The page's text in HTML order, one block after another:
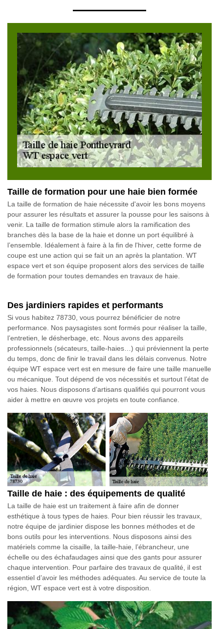
Taille de formation pour une haie bien formée
La taille de formation de haie nécessite d'avoir les bons moyens
pour assurer les résultats et assurer la pousse pour les saisons à
venir. La taille de formation stimule alors la ramification des
branches dès la base de la haie et donne un port équilibré à
l’ensemble. Idéalement à faire à la fin de l'hiver, cette forme de
coupe est une action qui se fait un an après la plantation. WT
espace vert et son équipe proposent alors des services de taille
de formation pour toutes demandes en travaux de haie.
Des jardiniers rapides et performants
Si vous habitez 78730, vous pourrez bénéficier de notre
performance. Nos paysagistes sont formés pour réaliser la taille,
l’entretien, le désherbage, etc. Nous avons des appareils
professionnels (sécateurs, taille-haies…) qui préviennent la perte
du temps, donc de finir le travail dans les délais convenus. Notre
équipe WT espace vert est en mesure de faire une taille manuelle
ou mécanique. Tout dépend de vos nécessités et surtout l’état de
vos haies. Nous disposons d’artisans qualifiés qui pourront vous
aider à mettre en œuvre vos projets en toute confiance.
Taille de haie : des équipements de qualité
La taille de haie est un traitement à faire afin de donner
esthétique à tous types de haies. Pour bien réussir les travaux,
notre équipe de jardinier dispose les bonnes méthodes et de
bons outils pour les interventions. Nous disposons ainsi des
matériels comme la cisaille, la taille-haie, l’ébrancheur, une
échelle ou des échafaudages ainsi que des gants pour assurer
chaque intervention. Pour parfaire des travaux de qualité, il est
essentiel d’avoir les méthodes adéquates. Au service de toute la
région, WT espace vert est à votre disposition.